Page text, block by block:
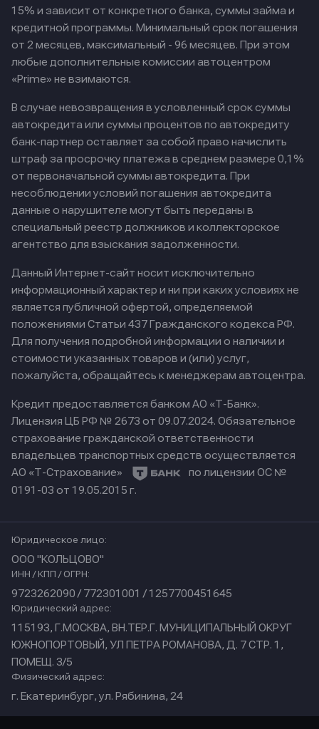
15% и зависит от конкретного банка, суммы займа и
кредитной программы. Минимальный срок погашения
от 2 месяцев, максимальный - 96 месяцев. При этом
любые дополнительные комиссии автоцентром
«Prime» не взимаются.
В случае невозвращения в условленный срок суммы
автокредита или суммы процентов по автокредиту
банк-партнер оставляет за собой право начислить
штраф за просрочку платежа в среднем размере 0,1%
от первоначальной суммы автокредита. При
несоблюдении условий погашения автокредита
данные о нарушителе могут быть переданы в
специальный реестр должников и коллекторское
агентство для взыскания задолженности.
Данный Интернет-сайт носит исключительно
информационный характер и ни при каких условиях не
является публичной офертой, определяемой
положениями Статьи 437 Гражданского кодекса РФ.
Для получения подробной информации о наличии и
стоимости указанных товаров и (или) услуг,
пожалуйста, обращайтесь к менеджерам автоцентра.
Кредит предоставляется банком АО «Т-Банк».
Лицензия ЦБ РФ № 2673 от 09.07.2024. Обязательное
страхование гражданской ответственности
владельцев транспортных средств осуществляется
АО «Т-Страхование»
по лицензии ОС №
0191-03 от 19.05.2015 г.
Юридическое лицо:
ООО "КОЛЬЦОВО"
ИНН / КПП / ОГРН:
9723262090 / 772301001 / 1257700451645
Юридический адрес:
115193, Г.МОСКВА, ВН.ТЕР.Г. МУНИЦИПАЛЬНЫЙ ОКРУГ
ЮЖНОПОРТОВЫЙ, УЛ ПЕТРА РОМАНОВА, Д. 7 СТР. 1,
ПОМЕЩ. 3/5
Физический адрес:
г. Екатеринбург, ул. Рябинина, 24